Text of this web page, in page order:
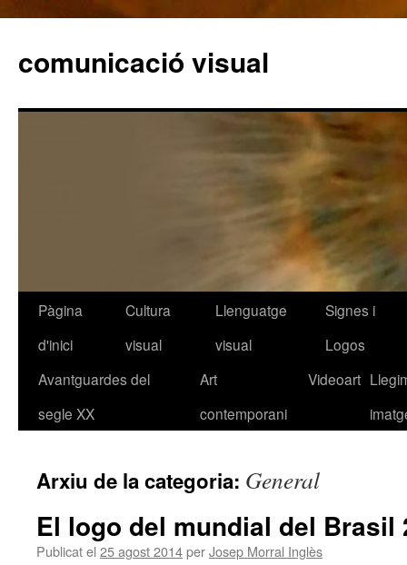
comunicació visual
Vés
contingut
Pàgina
d'inici
Cultura
visual
Llenguatge
visual
Signes i
Logos
Avantguardes del
segle XX
Art
contemporani
Videoart
Arxiu de la categoria: General
El logo del mundial del Brasil
Publicat el 25 agost 2014perJosep Morral Inglès